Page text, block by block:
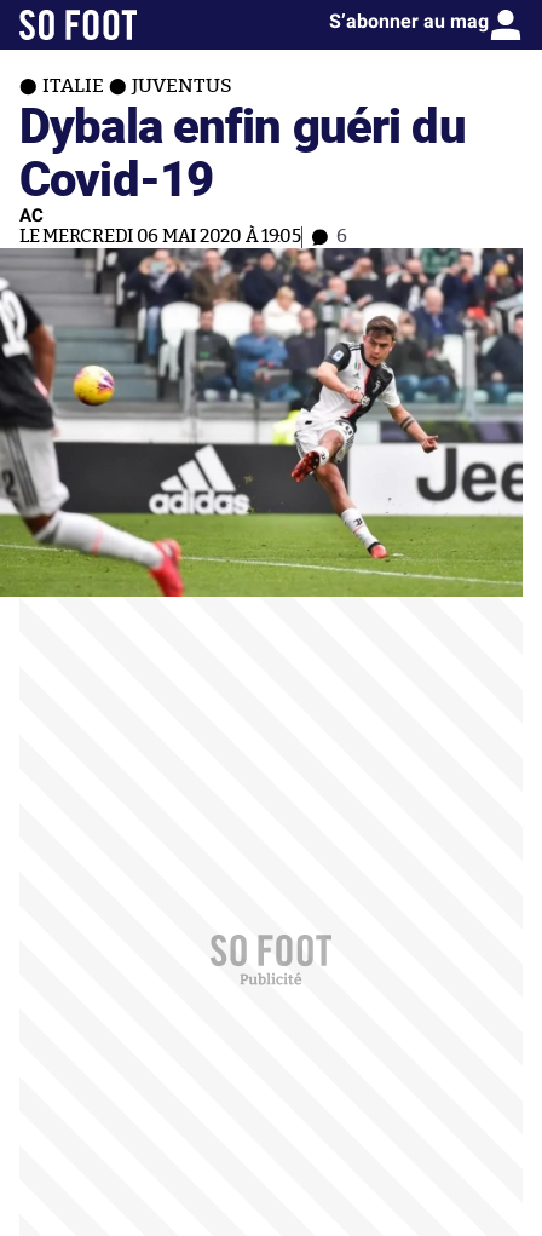
S’abonner au mag
ITALIE JUVENTUS
Dybala enfin guéri du
Covid-19
AC
LE MERCREDI 06 MAI 2020 À 19:05 6